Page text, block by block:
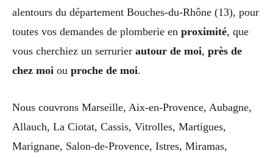
alentours du département Bouches-du-Rhône (13), pour
toutes vos demandes de plomberie en proximité, que
vous cherchiez un serrurier autour de moi, près de
chez moi ou proche de moi.
Nous couvrons Marseille, Aix-en-Provence, Aubagne,
Allauch, La Ciotat, Cassis, Vitrolles, Martigues,
Marignane, Salon-de-Provence, Istres, Miramas,